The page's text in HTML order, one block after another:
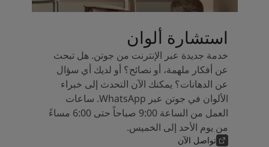
استشارة ألوان
خدمة جديدة عبر الإنترنت من جوتن. هل تبحث
عن أفكار ملهمة، أو نصائح؟ أو لديك أي سؤال
عن الدهانات؟ يمكنك الآن التحدث إلى خبراء
الألوان في جوتن عبر WhatsApp. ساعات
العمل من الساعة 9:00 صباحاً حتى 6:00 مساءً
من يوم الأحد إلى الخميس.
تواصل الآن